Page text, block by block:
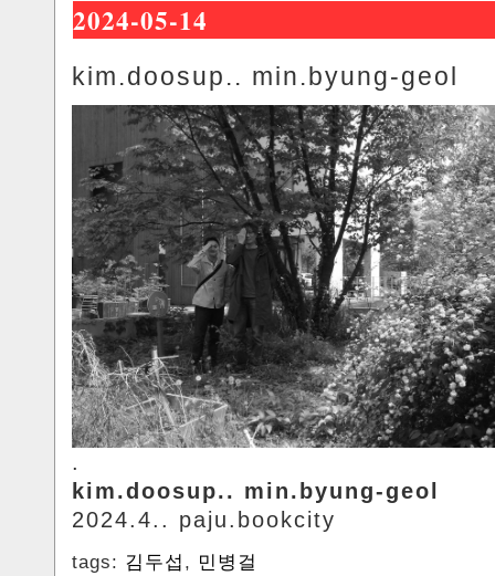
2024-05-14
kim.doosup.. min.byung-geol
.
kim.doosup.. min.byung-geol
2024.4.. paju.bookcity
tags: 김두섭 , 민병걸